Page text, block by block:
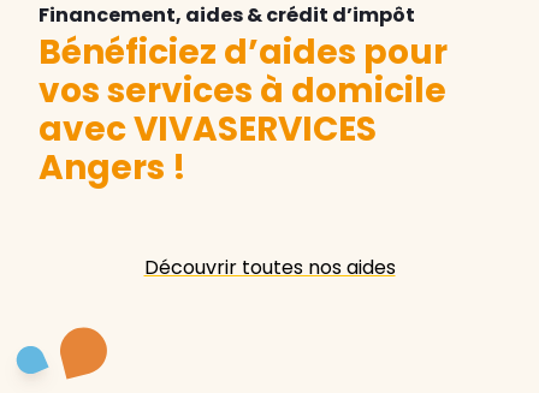
Financement, aides & crédit d’impôt
Bénéficiez d’aides pour
vos services à domicile
avec VIVASERVICES
Angers !
Découvrir toutes nos aides